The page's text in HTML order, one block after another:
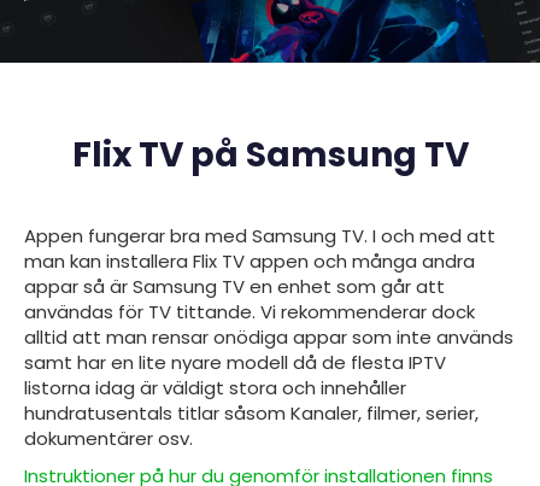
Flix TV på Samsung TV
Appen fungerar bra med Samsung TV. I och med att
man kan installera Flix TV appen och många andra
appar så är Samsung TV en enhet som går att
användas för TV tittande. Vi rekommenderar dock
alltid att man rensar onödiga appar som inte används
samt har en lite nyare modell då de flesta IPTV
listorna idag är väldigt stora och innehåller
hundratusentals titlar såsom Kanaler, filmer, serier,
dokumentärer osv.
Instruktioner på hur du genomför installationen finns